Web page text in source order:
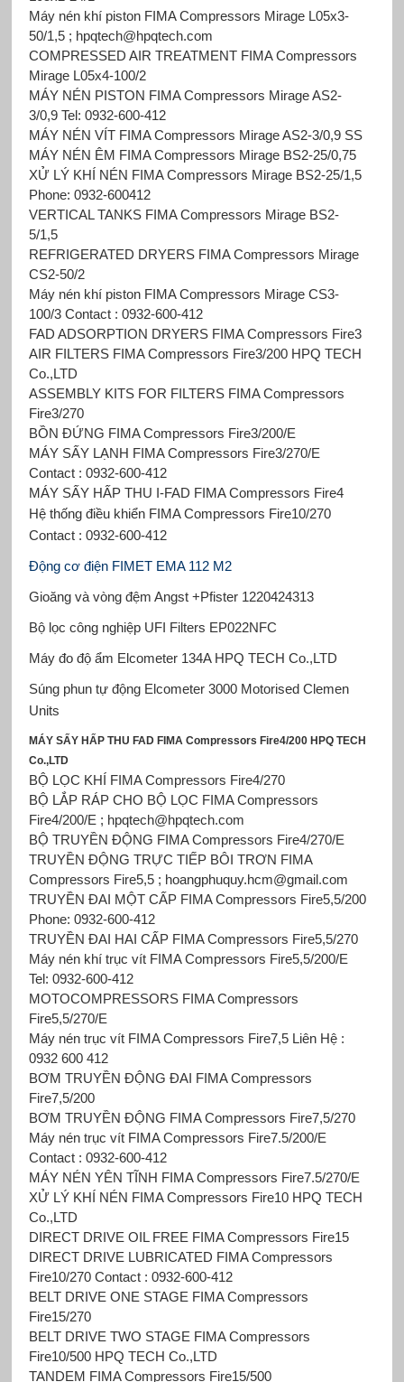
Máy nén khí piston FIMA Compressors Mirage L05x3-
50/1,5 ; hpqtech@hpqtech.com
COMPRESSED AIR TREATMENT FIMA Compressors
Mirage L05x4-100/2
MÁY NÉN PISTON FIMA Compressors Mirage AS2-
3/0,9 Tel: 0932-600-412
MÁY NÉN VÍT FIMA Compressors Mirage AS2-3/0,9 SS
MÁY NÉN ÊM FIMA Compressors Mirage BS2-25/0,75
XỬ LÝ KHÍ NÉN FIMA Compressors Mirage BS2-25/1,5
Phone: 0932-600412
VERTICAL TANKS FIMA Compressors Mirage BS2-
5/1,5
REFRIGERATED DRYERS FIMA Compressors Mirage
CS2-50/2
Máy nén khí piston FIMA Compressors Mirage CS3-
100/3 Contact : 0932-600-412
FAD ADSORPTION DRYERS FIMA Compressors Fire3
AIR FILTERS FIMA Compressors Fire3/200 HPQ TECH
Co.,LTD
ASSEMBLY KITS FOR FILTERS FIMA Compressors
Fire3/270
BỒN ĐỨNG FIMA Compressors Fire3/200/E
MÁY SẤY LẠNH FIMA Compressors Fire3/270/E
Contact : 0932-600-412
MÁY SẤY HẤP THU I-FAD FIMA Compressors Fire4
Hệ thống điều khiển FIMA Compressors Fire10/270
Contact : 0932-600-412
Động cơ điện FIMETΕΜΑ 112 M2
Gioăng và vòng đệm Angst +Pfister1220424313
Bộ lọc công nghiệp UFI Filters EP022NFC
Máy đo độ ẩm Elcometer134A HPQ TECH Co.,LTD
Súng phun tự động Elcometer3000 Motorised Clemen
Units
MÁY SẤY HẤP THU FAD FIMA Compressors Fire4/200 HPQ TECH
Co.,LTD
BỘ LỌC KHÍ FIMA Compressors Fire4/270
BỘ LẮP RÁP CHO BỘ LỌC FIMA Compressors
Fire4/200/E ; hpqtech@hpqtech.com
BỘ TRUYỀN ĐỘNG FIMA Compressors Fire4/270/E
TRUYỀN ĐỘNG TRỰC TIẾP BÔI TRƠN FIMA
Compressors Fire5,5 ; hoangphuquy.hcm@gmail.com
TRUYỀN ĐAI MỘT CẤP FIMA Compressors Fire5,5/200
Phone: 0932-600-412
TRUYỀN ĐAI HAI CẤP FIMA Compressors Fire5,5/270
Máy nén khí trục vít FIMA Compressors Fire5,5/200/E
Tel: 0932-600-412
MOTOCOMPRESSORS FIMA Compressors
Fire5,5/270/E
Máy nén trục vít FIMA Compressors Fire7,5 Liên Hệ :
0932 600 412
BƠM TRUYỀN ĐỘNG ĐAI FIMA Compressors
Fire7,5/200
BƠM TRUYỀN ĐỘNG FIMA Compressors Fire7,5/270
Máy nén trục vít FIMA Compressors Fire7.5/200/E
Contact : 0932-600-412
MÁY NÉN YÊN TĨNH FIMA Compressors Fire7.5/270/E
XỬ LÝ KHÍ NÉN FIMA Compressors Fire10 HPQ TECH
Co.,LTD
DIRECT DRIVE OIL FREE FIMA Compressors Fire15
DIRECT DRIVE LUBRICATED FIMA Compressors
Fire10/270 Contact : 0932-600-412
BELT DRIVE ONE STAGE FIMA Compressors
Fire15/270
BELT DRIVE TWO STAGE FIMA Compressors
Fire10/500 HPQ TECH Co.,LTD
TANDEM FIMA Compressors Fire15/500